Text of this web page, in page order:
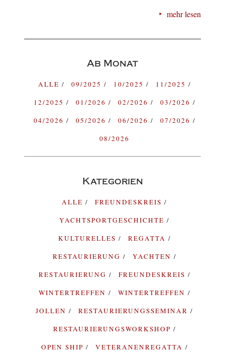
mehr lesen
Ab Monat
ALLE 09/2025 10/2025
11/2025
12/2025
01/2026 02/2026
03/2026
04/2026
05/2026 06/2026
07/2026
08/2026
Kategorien
ALLE
FREUNDESKREIS
YACHTSPORTGESCHICHTE
KULTURELLES
REGATTA
RESTAURIERUNG
YACHTEN
RESTAURIERUNG
FREUNDESKREIS
WINTERTREFFEN
WINTERTREFFEN
JOLLEN
RESTAURIERUNGSSEMINAR
RESTAURIERUNGSWORKSHOP
OPEN SHIP
VETERANENREGATTA